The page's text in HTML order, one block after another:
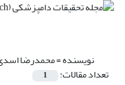
نویسنده =محمدرضا
تعداد مقالات: 1